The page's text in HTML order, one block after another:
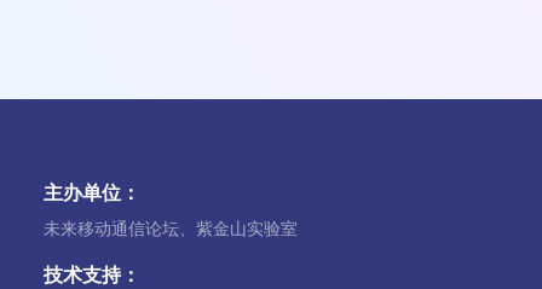
主办单位：
未来移动通信论坛、紫金山实验室
技术支持：